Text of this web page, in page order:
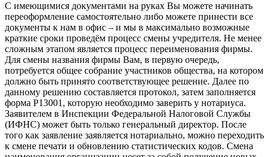
С имеющимися документами на руках Вы можете начинать
переоформление самостоятельно либо можете принести все
документы к нам в офис – и мы в максимально возможные
краткие сроки проведём процесс смены учредителя. Не менее
сложным этапом является процесс переименования фирмы.
Для смены названия фирмы Вам, в первую очередь,
потребуется общее собрание участников общества, на котором
должно быть принято соответствующее решение. Далее по
данному решению составляется протокол, затем заполняется
форма P13001, которую необходимо заверить у нотариуса.
Заявителем в Инспекции Федеральной Налоговой Службы
(ИФНС) может быть только генеральный директор. После
того как заявление заявляется нотариально, можно переходить
к смене печати и обновлению статистических кодов. Смена